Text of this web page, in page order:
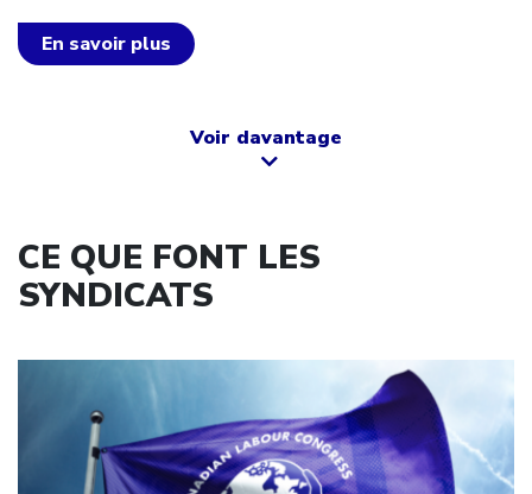
En savoir plus
Voir davantage
CE QUE FONT LES
SYNDICATS
Click to open the link